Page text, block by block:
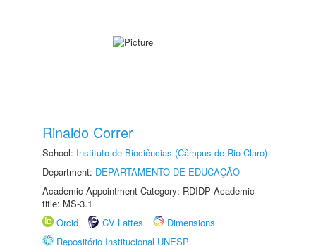
Rinaldo Correr
School: Instituto de Biociências (Câmpus de Rio Claro)
Department: DEPARTAMENTO DE EDUCAÇÃO
Academic Appointment Category: RDIDP Academic
title: MS-3.1
Orcid
CV Lattes
Dimensions
Repositório Institucional UNESP